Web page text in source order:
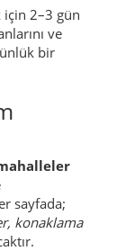
2–3 gün
ve
bir
sayfada;
konaklama